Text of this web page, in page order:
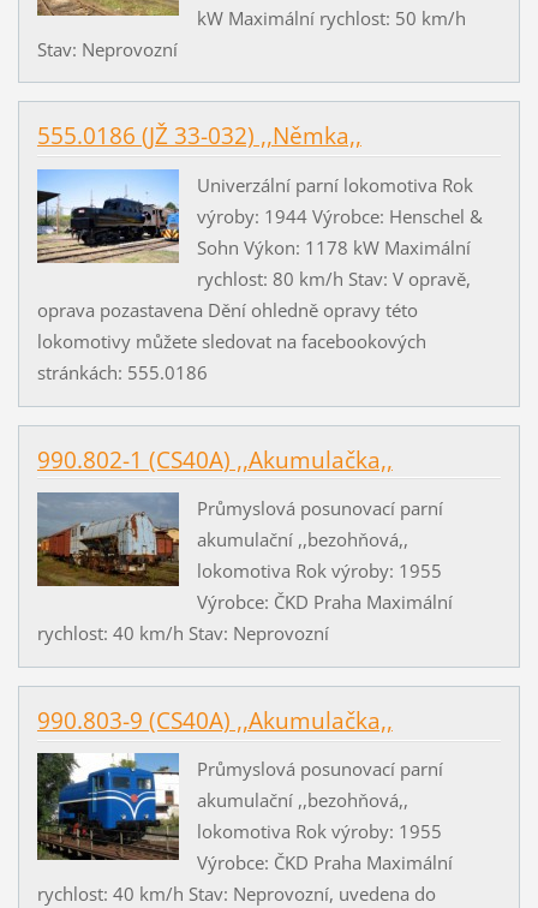
kW Maximální rychlost: 50 km/h
Stav: Neprovozní
555.0186 (JŽ 33-032) ,,Němka,,
Univerzální parní lokomotiva Rok
výroby: 1944 Výrobce: Henschel &
Sohn Výkon: 1178 kW Maximální
rychlost: 80 km/h Stav: V opravě,
oprava pozastavena Dění ohledně opravy této
lokomotivy můžete sledovat na facebookových
stránkách: 555.0186
990.802-1 (CS40A) ,,Akumulačka,,
Průmyslová posunovací parní
akumulační ,,bezohňová,,
lokomotiva Rok výroby: 1955
Výrobce: ČKD Praha Maximální
rychlost: 40 km/h Stav: Neprovozní
990.803-9 (CS40A) ,,Akumulačka,,
Průmyslová posunovací parní
akumulační ,,bezohňová,,
lokomotiva Rok výroby: 1955
Výrobce: ČKD Praha Maximální
rychlost: 40 km/h Stav: Neprovozní, uvedena do